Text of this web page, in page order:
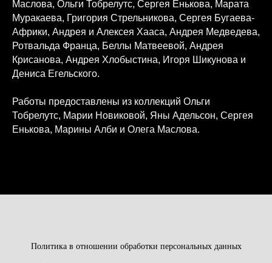
Маслова, Ольги Тобрелутс, Сергея Енькова, Марата
Муракаева, Григория Стрельникова, Сергея Бугаева-
Африки, Андрея и Алексея Хааса, Андрея Медведева,
Ротвальда Франца, Беллы Матвеевой, Андрея
Крисанова, Андрея Хлобыстина, Игоря Шикунова и
Дениса Егельского.
Работы предоставлены из коллекций Ольги
Тобрелутс, Марии Новиковой, Яны Адельсон, Сергея
Енькова, Марины Алби и Олега Маслова.
Политика в отношении обработки персональных данных